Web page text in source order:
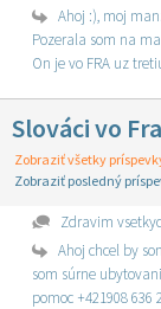
Ahoj :), moj
Pozerala som na
On je vo FRA uz
Slováci vo
Zobraziť všetky
Zobraziť posledný
Zdravim
Ahoj chcel by
som súrne
pomoc +421908